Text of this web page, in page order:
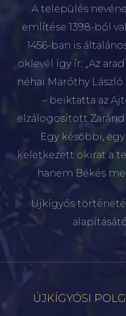
A település
említése 1398-ból
1456-ban is
oklevél így ír: „Az
néhai Maróthy
– beiktatta az
elzálogosított
Egy későbbi,
keletkezett okirat a
hanem Békés
Újkígyós
ÚJKÍGYÓSI